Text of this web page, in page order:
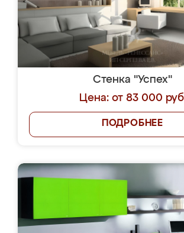
Стенка "Успех"
Цена: от 83 000
ПОДРОБНЕЕ